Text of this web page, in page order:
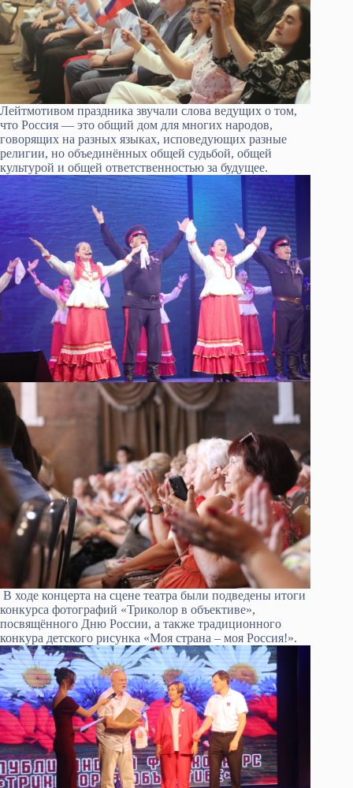
Лейтмотивом праздника звучали слова ведущих о том,
что Россия — это общий дом для многих народов,
говорящих на разных языках, исповедующих разные
религии, но объединённых общей судьбой, общей
культурой и общей ответственностью за будущее.
В ходе концерта на сцене театра были подведены итоги
конкурса фотографий «Триколор в объективе»,
посвящённого Дню России, а также традиционного
конкура детского рисунка «Моя страна – моя Россия!».